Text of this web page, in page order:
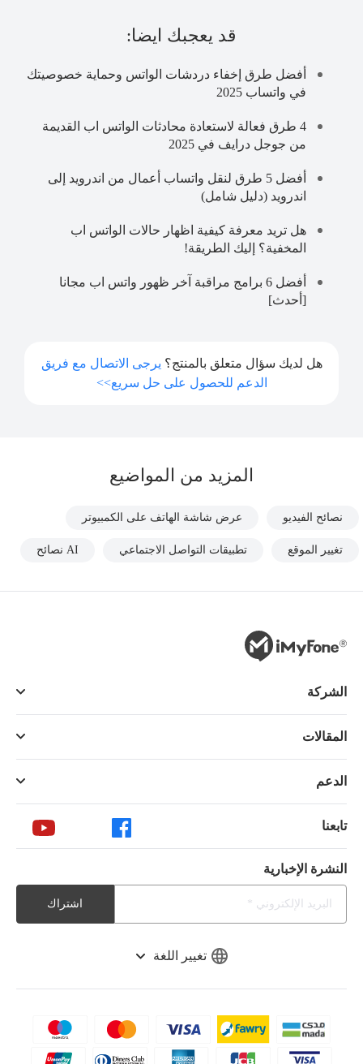
قد يعجبك ايضا:
أفضل طرق إخفاء دردشات الواتس وحماية خصوصيتك
في واتساب 2025
4 طرق فعالة لاستعادة محادثات الواتس اب القديمة
من جوجل درايف في 2025
أفضل 5 طرق لنقل واتساب أعمال من اندرويد إلى
اندرويد (دليل شامل)
هل تريد معرفة كيفية اظهار حالات الواتس اب
المخفية؟ إليك الطريقة!
أفضل 6 برامج مراقبة آخر ظهور واتس اب مجانا
[أحدث]
هل لديك سؤال متعلق بالمنتج؟ يرجى الاتصال مع فريق
الدعم للحصول على حل سريع>>
المزيد من المواضيع
نصائح الفيديو عرض شاشة الهاتف على الكمبيوتر
تغيير الموقع تطبيقات التواصل الاجتماعي AI نصائح
تغيير اللغة
الشركة
المقالات
الدعم
تابعنا
النشرة الإخبارية
اشتراك